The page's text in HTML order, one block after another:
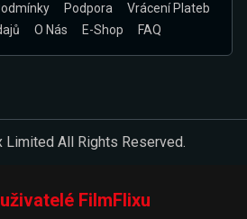
Podpora
Vrácení Plateb
O Nás E-Shop FAQ
All Rights Reserved.
FilmFlixu